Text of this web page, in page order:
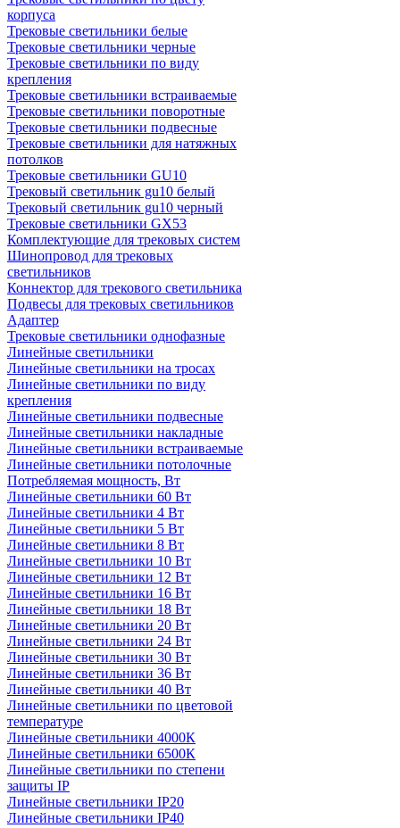
корпуса
Трековые светильники белые
Трековые светильники черные
Трековые светильники по виду
крепления
Трековые светильники встраиваемые
Трековые светильники поворотные
Трековые светильники подвесные
Трековые светильники для натяжных
потолков
Трековые светильники GU10
Трековый светильник gu10 белый
Трековый светильник gu10 черный
Трековые светильники GX53
Комплектующие для трековых систем
Шинопровод для трековых
светильников
Коннектор для трекового светильника
Подвесы для трековых светильников
Адаптер
Трековые светильники однофазные
Линейные светильники
Линейные светильники на тросах
Линейные светильники по виду
крепления
Линейные светильники подвесные
Линейные светильники накладные
Линейные светильники встраиваемые
Линейные светильники потолочные
Потребляемая мощность, Вт
Линейные светильники 60 Вт
Линейные светильники 4 Вт
Линейные светильники 5 Вт
Линейные светильники 8 Вт
Линейные светильники 10 Вт
Линейные светильники 12 Вт
Линейные светильники 16 Вт
Линейные светильники 18 Вт
Линейные светильники 20 Вт
Линейные светильники 24 Вт
Линейные светильники 30 Вт
Линейные светильники 36 Вт
Линейные светильники 40 Вт
Линейные светильники по цветовой
температуре
Линейные светильники 4000К
Линейные светильники 6500К
Линейные светильники по степени
защиты IP
Линейные светильники IP20
Линейные светильники IP40